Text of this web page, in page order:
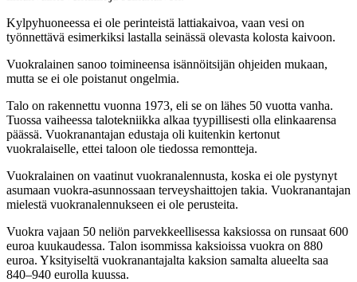
Kylpyhuoneessa ei ole perinteistä lattiakaivoa, vaan vesi on
työnnettävä esimerkiksi lastalla seinässä olevasta kolosta kaivoon.
Vuokralainen sanoo toimineensa isännöitsijän ohjeiden mukaan,
mutta se ei ole poistanut ongelmia.
Talo on rakennettu vuonna 1973, eli se on lähes 50 vuotta vanha.
Tuossa vaiheessa talotekniikka alkaa tyypillisesti olla elinkaarensa
päässä. Vuokranantajan edustaja oli kuitenkin kertonut
vuokralaiselle, ettei taloon ole tiedossa remontteja.
Vuokralainen on vaatinut vuokranalennusta, koska ei ole pystynyt
asumaan vuokra-asunnossaan terveyshaittojen takia. Vuokranantajan
mielestä vuokranalennukseen ei ole perusteita.
Vuokra vajaan 50 neliön parvekkeellisessa kaksiossa on runsaat 600
euroa kuukaudessa. Talon isommissa kaksioissa vuokra on 880
euroa. Yksityiseltä vuokranantajalta kaksion samalta alueelta saa
840–940 eurolla kuussa.